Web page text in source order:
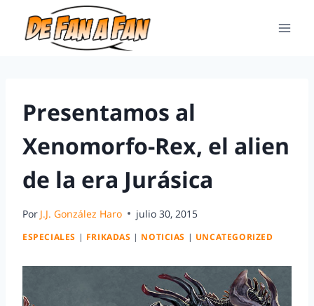
Presentamos al
Xenomorfo-Rex, el alien
de la era Jurásica
Por J.J. González Haro julio 30, 2015
ESPECIALES | FRIKADAS | NOTICIAS | UNCATEGORIZED